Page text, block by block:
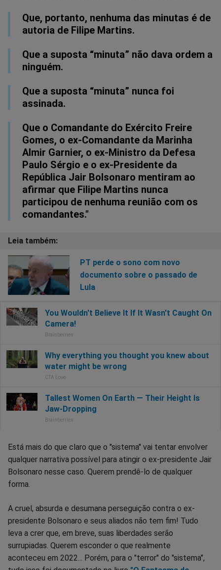
Que, portanto, nenhuma das minutas é de
autoria de Filipe Martins.
Que a suposta “minuta” não dava ordem a
ninguém.
Que a suposta “minuta” nunca foi
assinada.
Que o Comandante do Exército Freire
Gomes, o ex-Comandante da Marinha
Almir Garnier, o ex-Ministro da Defesa
Paulo Sérgio e o ex-Presidente da
República Jair Bolsonaro mentiram ao
afirmar que Filipe Martins nunca
participou de nenhuma reunião com os
comandantes."
PT perde o sono com novo
documento sobre o passado de
Lula
Está mais do que claro que o "sistema" vai tentar envolver
qualquer narrativa possível para atingir o ex-presidente Jair
Bolsonaro nesse caso. Querem prendê-lo de qualquer
forma.
A cruel, absurda e desumana perseguição contra o ex-
presidente Bolsonaro e seus aliados não tem fim! Tudo
leva a crer que, em breve, suas liberdades serão
surrupiadas. Querem esconder o que realmente
aconteceu em 2022... Porém, para o "terror" do "sistema",